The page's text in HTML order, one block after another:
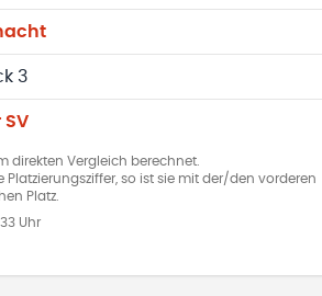
3
SV
direkten Vergleich berechnet.
Platzierungsziffer, so ist sie mit der/den vorderen
Platz.
Uhr